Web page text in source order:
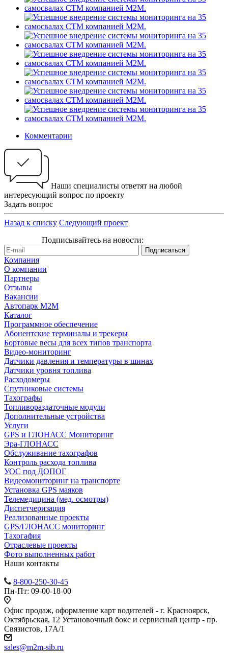
Комментарии
Наши специалисты ответят на любой
интересующий вопрос по проекту
Задать вопрос
Назад к списку Следующий проект
Подписывайтесь на новости:
Компания
О компании
Партнеры
Отзывы
Вакансии
Автопарк М2М
Каталог
Программное обеспечение
Абонентские терминалы и трекеры
Бортовые весы для всех типов транспорта
Видео-мониторинг
Датчики давления и температуры в шинах
Датчики уровня топлива
Расходомеры
Спутниковые системы
Тахографы
Топливораздаточные модули
Дополнительные устройства
Услуги
GPS и ГЛОНАСС Мониторинг
Эра-ГЛОНАСС
Обслуживание тахографов
Контроль расхода топлива
УОС под ДОПОГ
Видеомониторинг на транспорте
Установка GPS маяков
Телемедицина (мед. осмотры)
Диспетчеризация
Реализованные проекты
GPS/ГЛОНАСС мониторинг
Тахогафия
Отраслевые проекты
Фото выполненных работ
Наши контакты
8-800-250-30-45
Пн-Пт: 09-00-18-00
Офис продаж, оформление карт водителей - г. Красноярск,
Октябрьская, 12 Установочный бокс и сервисный центр - пр.
Связистов, 17А/1
sales@m2m-sib.ru